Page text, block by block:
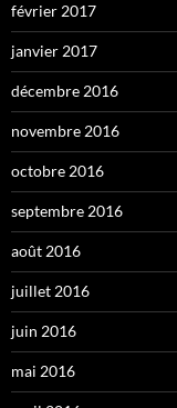
février 2017
janvier 2017
décembre 2016
novembre 2016
octobre 2016
septembre 2016
août 2016
juillet 2016
juin 2016
mai 2016